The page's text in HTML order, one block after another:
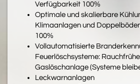
Verfügbarkeit 100%
Optimale und skalierbare
Klimaanlagen und
100%
Vollautomatisierte
Feuerlöschsysteme:
Gaslöschanlage (Systeme
Leckwarnanlagen